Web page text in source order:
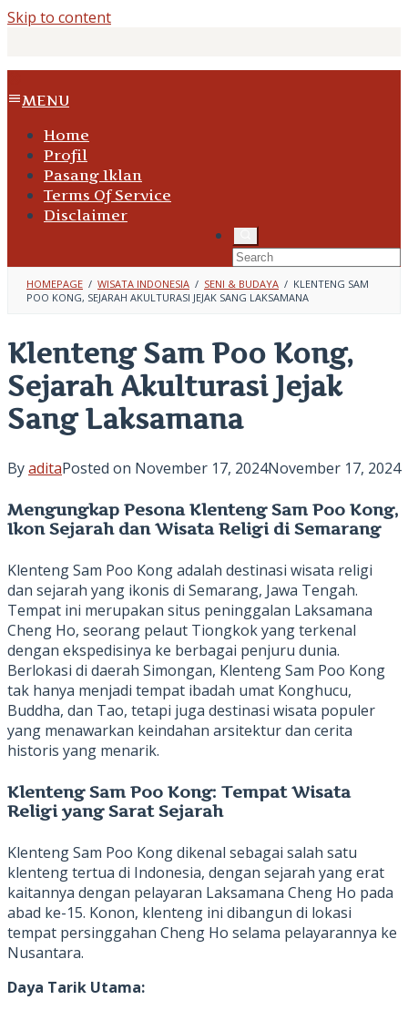
Skip to content
MENU
Home
Profil
Pasang Iklan
Terms Of Service
Disclaimer
HOMEPAGE / WISATA INDONESIA / SENI & BUDAYA / KLENTENG SAM
POO KONG, SEJARAH AKULTURASI JEJAK SANG LAKSAMANA
Klenteng Sam Poo Kong,
Sejarah Akulturasi Jejak
Sang Laksamana
ByaditaPosted on November 17, 2024November 17, 2024
Mengungkap Pesona Klenteng Sam Poo Kong,
Ikon Sejarah dan Wisata Religi di Semarang
Klenteng Sam Poo Kong adalah destinasi wisata religi
dan sejarah yang ikonis di Semarang, Jawa Tengah.
Tempat ini merupakan situs peninggalan Laksamana
Cheng Ho, seorang pelaut Tiongkok yang terkenal
dengan ekspedisinya ke berbagai penjuru dunia.
Berlokasi di daerah Simongan, Klenteng Sam Poo Kong
tak hanya menjadi tempat ibadah umat Konghucu,
Buddha, dan Tao, tetapi juga destinasi wisata populer
yang menawarkan keindahan arsitektur dan cerita
historis yang menarik.
Klenteng Sam Poo Kong: Tempat Wisata
Religi yang Sarat Sejarah
Klenteng Sam Poo Kong dikenal sebagai salah satu
klenteng tertua di Indonesia, dengan sejarah yang erat
kaitannya dengan pelayaran Laksamana Cheng Ho pada
abad ke-15. Konon, klenteng ini dibangun di lokasi
tempat persinggahan Cheng Ho selama pelayarannya ke
Nusantara.
Daya Tarik Utama: